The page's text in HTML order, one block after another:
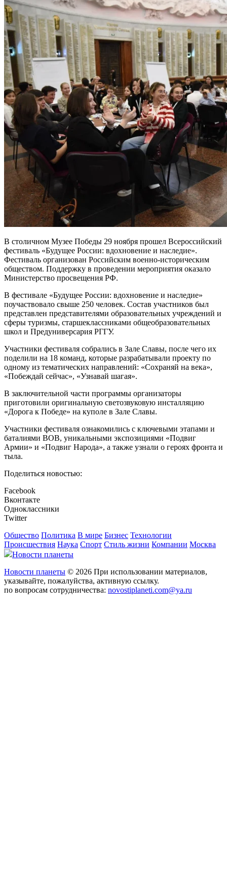
В столичном Музее Победы 29 ноября прошел Всероссийский
фестиваль «Будущее России: вдохновение и наследие».
Фестиваль организован Российским военно-историческим
обществом. Поддержку в проведении мероприятия оказало
Министерство просвещения РФ.
В фестивале «Будущее России: вдохновение и наследие»
поучаствовало свыше 250 человек. Состав участников был
представлен представителями образовательных учреждений и
сферы туризмы, старшеклассниками общеобразовательных
школ и Предуниверсария РГГУ.
Участники фестиваля собрались в Зале Славы, после чего их
поделили на 18 команд, которые разрабатывали проекту по
одному из тематических направлений: «Сохраняй на века»,
«Побеждай сейчас», «Узнавай шагая».
В заключительной части программы организаторы
приготовили оригинальную светозвуковую инсталляцию
«Дорога к Победе» на куполе в Зале Славы.
Участники фестиваля ознакомились с ключевыми этапами и
баталиями ВОВ, уникальными экспозициями «Подвиг
Армии» и «Подвиг Народа», а также узнали о героях фронта и
тыла.
Поделиться новостью:
Facebook
Вконтакте
Одноклассники
Twitter
Общество Политика В мире Бизнес Технологии
Происшествия Наука Спорт Стиль жизни Компании Москва
Новости планеты
Новости планеты © 2026 При использовании материалов,
указывайте, пожалуйства, активную ссылку.
по вопросам сотрудничества: novostiplaneti.com@ya.ru